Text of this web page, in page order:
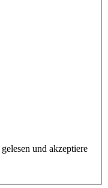
gelesen und akzeptiere